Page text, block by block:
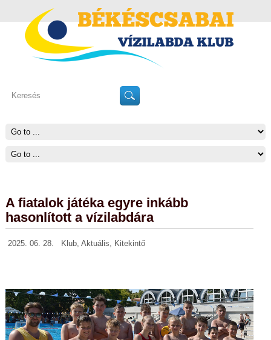
A fiatalok játéka egyre inkább
hasonlított a vízilabdára
2025. 06. 28. Klub, Aktuális, Kitekintő